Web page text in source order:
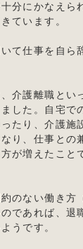
分にかなえら
ています。
て仕事を自ら
介護離職とい
した。自宅で
たり、介護施
り、仕事との
が増えたこと
のない働き方
であれば、退
うです。